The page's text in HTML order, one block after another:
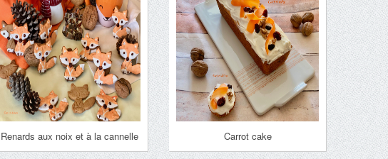
Renards aux noix et à la cannelle Carrot cake